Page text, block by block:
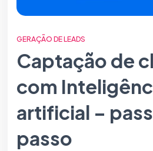
GERAÇÃO DE LEADS
Captação de
com
artificial –
passo